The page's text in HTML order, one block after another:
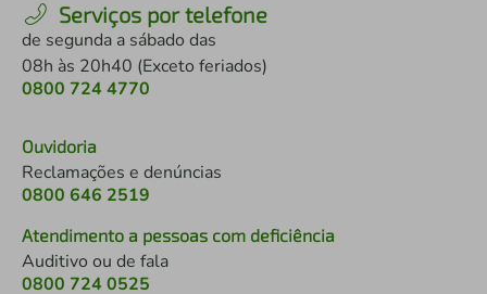
Serviços por telefone
de segunda a sábado das
08h às 20h40 (Exceto feriados)
0800 724 4770
Ouvidoria
Reclamações e denúncias
0800 646 2519
Atendimento a pessoas com deficiência
Auditivo ou de fala
0800 724 0525